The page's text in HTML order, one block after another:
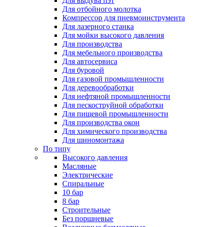
Для отбойного молотка
Компрессор для пневмоинструмента
Для лазерного станка
Для мойки высокого давления
Для производства
Для мебельного производства
Для автосервиса
Для буровой
Для газовой промышленности
Для деревообработки
Для нефтяной промышленности
Для пескоструйной обработки
Для пищевой промышленности
Для производства окон
Для химического производства
Для шиномонтажа
По типу
Высокого давления
Масляные
Электрические
Спиральные
10 бар
8 бар
Cтроительные
Без поршневые